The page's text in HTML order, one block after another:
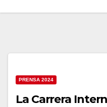
PRENSA 2024
La Carrera